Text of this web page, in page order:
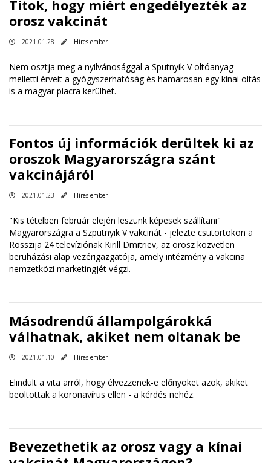
Titok, hogy miért engedélyezték az
orosz vakcinát
2021.01.28 Híres ember
Nem osztja meg a nyilvánosággal a Sputnyik V oltóanyag
melletti érveit a gyógyszerhatóság és hamarosan egy kínai oltás
is a magyar piacra kerülhet.
Fontos új információk derültek ki az
oroszok Magyarországra szánt
vakcinájáról
2021.01.23 Híres ember
"Kis tételben február elején leszünk képesek szállítani"
Magyarországra a Szputnyik V vakcinát - jelezte csütörtökön a
Rosszija 24 televíziónak Kirill Dmitriev, az orosz közvetlen
beruházási alap vezérigazgatója, amely intézmény a vakcina
nemzetközi marketingjét végzi.
Másodrendű állampolgárokká
válhatnak, akiket nem oltanak be
2021.01.10 Híres ember
Elindult a vita arról, hogy élvezzenek-e előnyöket azok, akiket
beoltottak a koronavírus ellen - a kérdés nehéz.
Bevezethetik az orosz vagy a kínai